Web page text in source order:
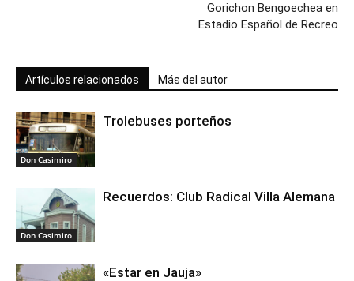
Gorichon Bengoechea en
Estadio Español de Recreo
Artículos relacionados Más del autor
Don Casimiro
Trolebuses porteños
Don Casimiro
Recuerdos: Club Radical Villa Alemana
«Estar en Jauja»